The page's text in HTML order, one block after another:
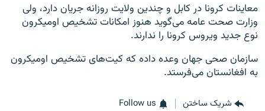
معاینات کرونا در کابل و چندین ولایت روزانه جریان دارد، ولی
وزارت صحت عامه می‌گوید هنوز امکانات تشخیص اومیکرون
نوع جدید ویروس کرونا را ندارند.
سازمان صحی جهان وعده داده که کیت‌های تشخیص اومیکرون
به افغانستان می‌فرستد.
شریک ساختن Follow us